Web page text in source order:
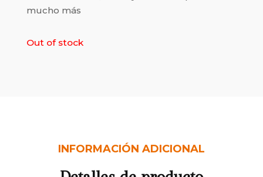
mucho más
Out of stock
INFORMACIÓN ADICIONAL